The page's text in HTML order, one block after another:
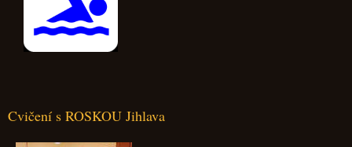
Cvičení s ROSKOU Jihlava